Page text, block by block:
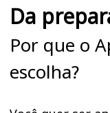
Da
Por que o
escolha?